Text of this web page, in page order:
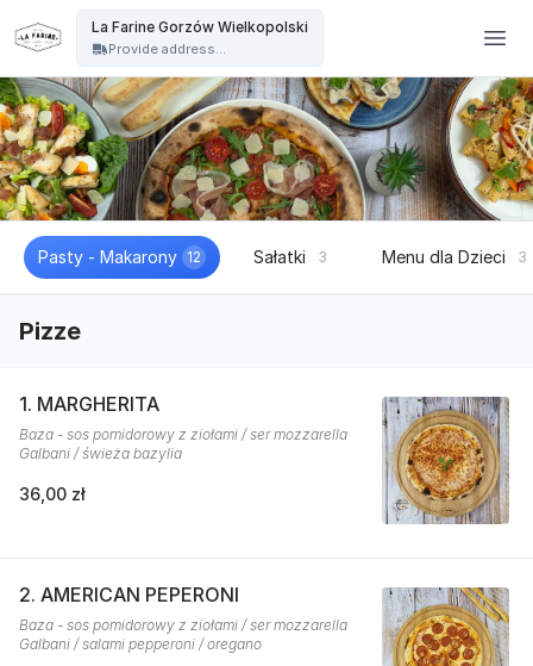
La Farine Gorzów Wielkopolski
Provide address...
Pasty - Makarony 12 Sałatki 3 Menu dla Dzieci 3
Pizze
1. MARGHERITA
Baza - sos pomidorowy z ziołami / ser mozzarella
Galbani / świeża bazylia
36,00 zł
2. AMERICAN PEPERONI
Baza - sos pomidorowy z ziołami / ser mozzarella
Galbani / salami pepperoni / oregano